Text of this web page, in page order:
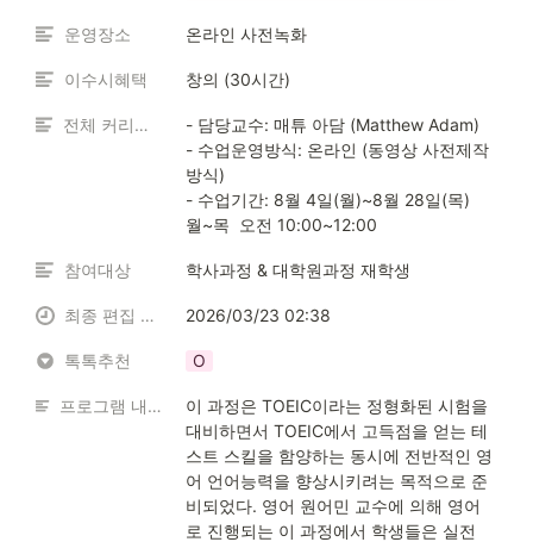
운영장소 온라인 사전녹화
이수시혜택 창의 (30시간)
전체 커리큘럼
- 담당교수: 매튜 아담 (Matthew Adam)
- 수업운영방식: 온라인 (동영상 사전제작
방식)
- 수업기간: 8월 4일(월)~8월 28일(목)
월~목  오전 10:00~12:00
참여대상 학사과정 & 대학원과정 재학생
최종 편집 일시 2026/03/23 02:38
톡톡추천 O
프로그램 내용 소개
이 과정은 TOEIC이라는 정형화된 시험을
대비하면서 TOEIC에서 고득점을 얻는 테
스트 스킬을 함양하는 동시에 전반적인 영
어 언어능력을 향상시키려는 목적으로 준
비되었다. 영어 원어민 교수에 의해 영어
로 진행되는 이 과정에서 학생들은 실전